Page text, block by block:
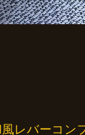
風レバーコン